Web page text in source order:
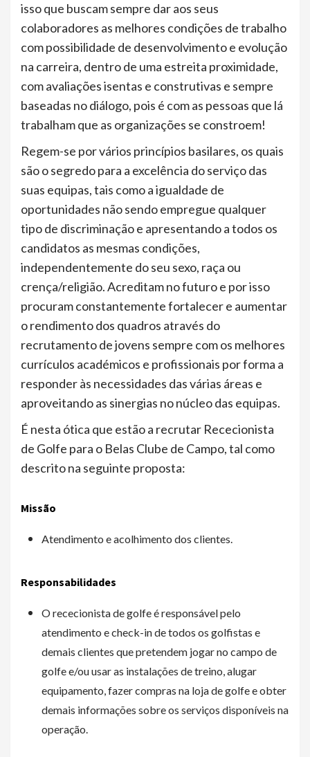
isso que buscam sempre dar aos seus
colaboradores as melhores condições de trabalho
com possibilidade de desenvolvimento e evolução
na carreira, dentro de uma estreita proximidade,
com avaliações isentas e construtivas e sempre
baseadas no diálogo, pois é com as pessoas que lá
trabalham que as organizações se constroem!
Regem-se por vários princípios basilares, os quais
são o segredo para a excelência do serviço das
suas equipas, tais como a igualdade de
oportunidades não sendo empregue qualquer
tipo de discriminação e apresentando a todos os
candidatos as mesmas condições,
independentemente do seu sexo, raça ou
crença/religião. Acreditam no futuro e por isso
procuram constantemente fortalecer e aumentar
o rendimento dos quadros através do
recrutamento de jovens sempre com os melhores
currículos académicos e profissionais por forma a
responder às necessidades das várias áreas e
aproveitando as sinergias no núcleo das equipas.
É nesta ótica que estão a recrutar Rececionista
de Golfe para o Belas Clube de Campo, tal como
descrito na seguinte proposta:
Missão
Atendimento e acolhimento dos clientes.
Responsabilidades
O rececionista de golfe é responsável pelo
atendimento e check-in de todos os golfistas e
demais clientes que pretendem jogar no campo de
golfe e/ou usar as instalações de treino, alugar
equipamento, fazer compras na loja de golfe e obter
demais informações sobre os serviços disponíveis na
operação.